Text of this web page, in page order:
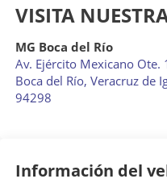
VISITA
MG Boca del Río
Av. Ejército Mexicano Ote.
Boca del Río, Veracruz de
94298
Información del